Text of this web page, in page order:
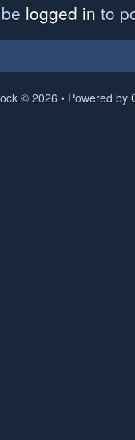
logged in to
© 2026 • Powered by